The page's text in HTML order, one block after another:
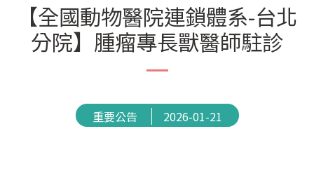
【全國動物醫院連鎖體系-台北
分院】腫瘤專長獸醫師駐診
重要公告 2026-01-21